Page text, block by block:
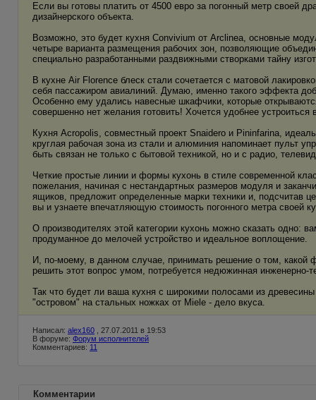
Если вы готовы платить от 4500 евро за погонный метр своей
дизайнерского объекта.
Возможно, это будет кухня Convivium от Arclinea, основные
четыре варианта размещения рабочих зон, позволяющие
специально разработанными раздвижными створками тайну
В кухне Air Florence блеск стали сочетается с матовой
себя пассажиром авиалиний. Думаю, именно такого эффекта
Особенно ему удались навесные шкафчики, которые
совершенно нет желания готовить! Хочется удобнее
Кухня Acropolis, совместный проект Snaidero и Pininfarina,
круглая рабочая зона из стали и алюминия напоминает пульт
быть связан не только с бытовой техникой, но и с радио,
Четкие простые линии и формы кухонь в стиле современной
пожелания, начиная с нестандартных размеров модуля и
ящиков, предложит определенные марки техники и, подсчитав
вы и узнаете впечатляющую стоимость погонного метра своей
О производителях этой категории кухонь можно сказать одно:
продуманное до мелочей устройство и идеальное воплощение.
И, по-моему, в данном случае, принимать решение о том, какой
решить этот вопрос умом, потребуется недюжинная инженерно-
Так что будет ли ваша кухня с широкими полосами из
"островом" на стальных ножках от Miele - дело вкуса.
Написал: alex160 , 27.07.2011 в 19:53
В форуме: Форум исполнителей
Комментариев: 11
Комментарии